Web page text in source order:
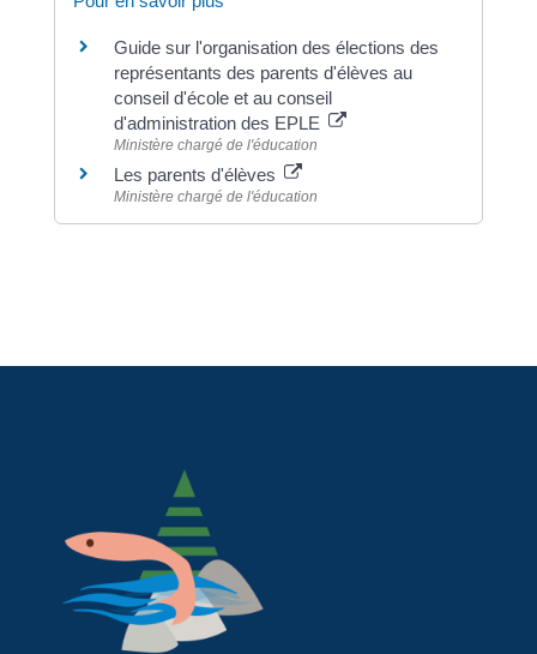
Guide sur l'organisation des élections des
représentants des parents d'élèves au
conseil d'école et au conseil
d'administration des EPLE
Ministère chargé de l'éducation
Les parents d'élèves
Ministère chargé de l'éducation